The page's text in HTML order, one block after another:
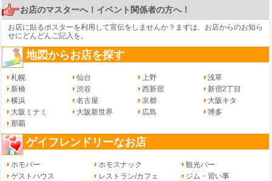
お店のマスターへ！イベント関係者の方へ！
お店に貼るポスターを利用して宣伝をしませんか？まずは、 お店からのお知ら
せにどんどんご記入を。
地図からお店を探す
札幌 仙台 上野
浅草
新橋
渋谷 西新宿
新宿2丁目
横浜
名古屋 京都
大阪キタ
大阪ミナミ
大阪新世界 広島
博多
那覇
ゲイフレンドリーなお店
ホモバー ホモスナック
観光バー
ゲストハウス
レストラン/カフェ
ジム・習い事